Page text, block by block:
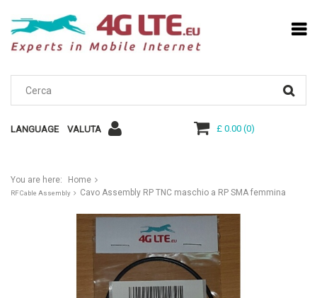
LANGUAGE VALUTA £ 0.00(0)
You are here: Home
RF Cable Assembly Cavo Assembly RP TNC maschio a RP SMA femmina